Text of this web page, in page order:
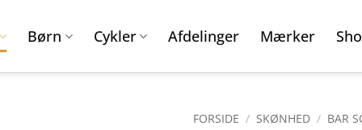
Børn Cykler Afdelinger Mærker
FORSIDE / SKØNHED / BAR